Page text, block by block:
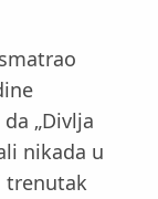
„Divlja
nikada u
trenutak